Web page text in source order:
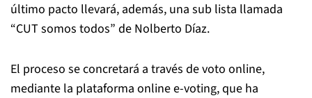
último pacto llevará, además, una sub lista llamada
“CUT somos todos” de Nolberto Díaz.
El proceso se concretará a través de voto online,
mediante la plataforma online e-voting, que ha